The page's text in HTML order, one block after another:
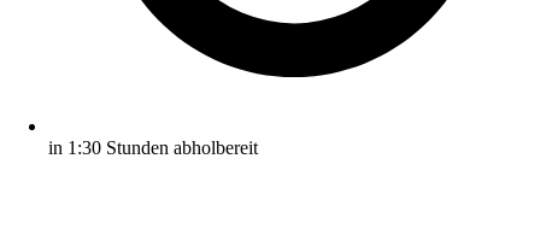
in 1:30 Stunden abholbereit